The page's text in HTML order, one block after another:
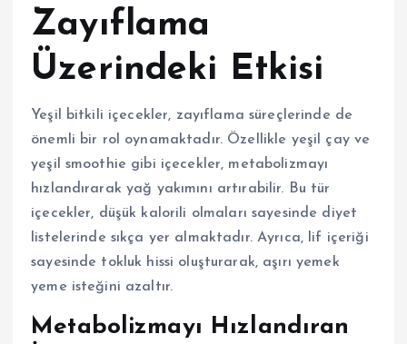
Zayıflama
Üzerindeki Etkisi
Yeşil bitkili içecekler, zayıflama süreçlerinde de
önemli bir rol oynamaktadır. Özellikle yeşil çay ve
yeşil smoothie gibi içecekler, metabolizmayı
hızlandırarak yağ yakımını artırabilir. Bu tür
içecekler, düşük kalorili olmaları sayesinde diyet
listelerinde sıkça yer almaktadır. Ayrıca, lif içeriği
sayesinde tokluk hissi oluşturarak, aşırı yemek
yeme isteğini azaltır.
Metabolizmayı Hızlandıran